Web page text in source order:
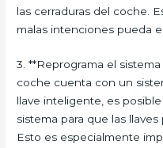
las cerraduras del coche.
malas intenciones pueda
3. **Reprograma el
coche cuenta con un
llave inteligente, es
sistema para que las
Esto es especialmente